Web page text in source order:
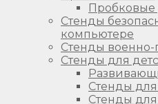
Пробковые
Стенды
компьютере
Стенды военно-
Стенды для
Стенды для
Стенды